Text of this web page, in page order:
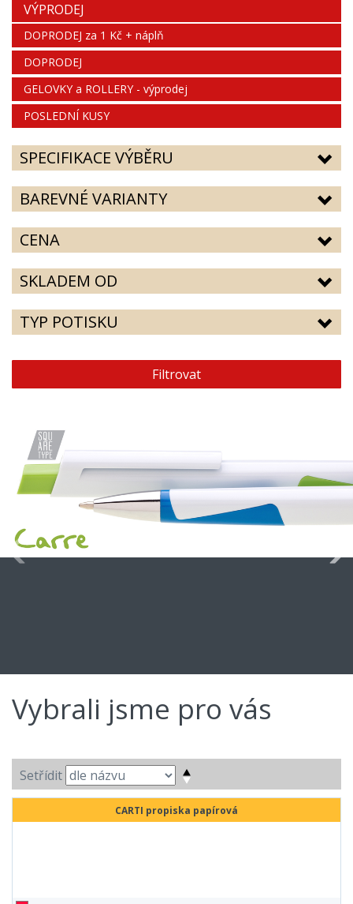
VÝPRODEJ
DOPRODEJ za 1 Kč + náplň
DOPRODEJ
GELOVKY a ROLLERY - výprodej
POSLEDNÍ KUSY
SPECIFIKACE VÝBĚRU
BAREVNÉ VARIANTY
CENA
SKLADEM OD
TYP POTISKU
Filtrovat
Vybrali jsme pro vás
Setřídit
CARTI propiska papírová